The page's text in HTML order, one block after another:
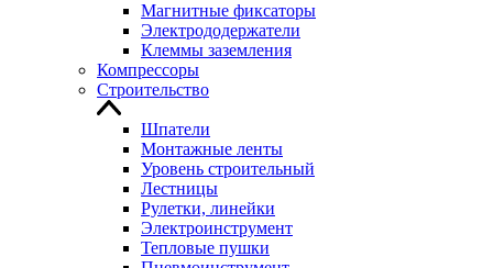
Магнитные фиксаторы
Электрододержатели
Клеммы заземления
Компрессоры
Строительство
Шпатели
Монтажные ленты
Уровень строительный
Лестницы
Рулетки, линейки
Электроинструмент
Тепловые пушки